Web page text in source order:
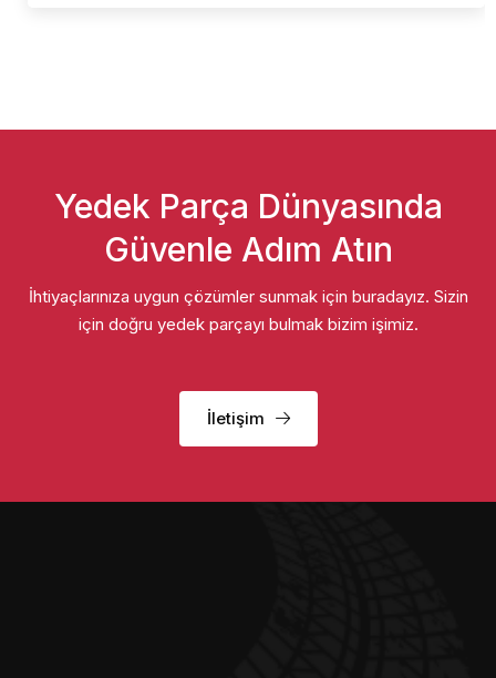
Yedek Parça Dünyasında
Güvenle Adım Atın
İhtiyaçlarınıza uygun çözümler sunmak için buradayız. Sizin
için doğru yedek parçayı bulmak bizim işimiz.
İletişim